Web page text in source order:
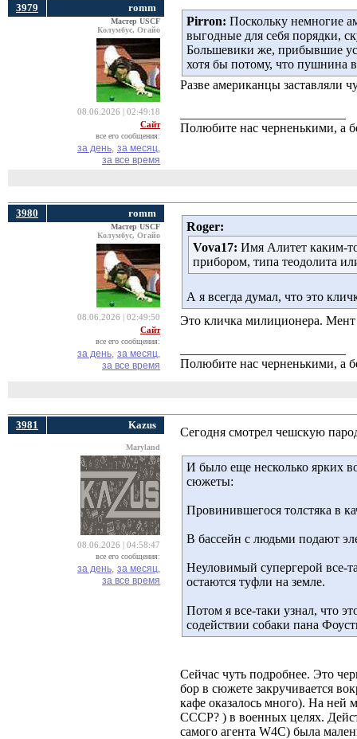
3979 romm
Мастер USCF
Колумбус, Огайо
08.06.2026 | 02:49:18
Сайт
все его сообщения:
за день, за месяц,
за все время
Pirron: Поскольку немногие
выгодные для себя порядки,
Большевики же, прибывшие
хотя бы потому, что пушнина
Разве американцы заставляли
Полюбите нас черненькими, а
3980 romm
Мастер USCF
Колумбус, Огайо
08.06.2026 | 02:49:50
Сайт
все его сообщения:
за день, за месяц,
за все время
Roger:
Vova17: Имя Алитет каким-
прибором, типа теодолита
А я всегда думал, что это
Это кличка милиционера.
Полюбите нас черненькими, а
3981 Kazus
Maryland
08.06.2026 | 04:58:47
все его сообщения:
за день, за месяц,
за все время
Сегодня смотрел чешскую
И было еще несколько ярких
сюжеты:
Провинившегося толстяка в
В бассейн с людьми подают
Неуловимый супергерой все-
остаются туфли на земле.
Потом я все-таки узнал, что
содействии собаки пана
Сейчас чуть подробнее. Это
бор в сюжете закручивается
кафе оказалось много). На
СССР? ) в военных целях.
самого агента W4C) была